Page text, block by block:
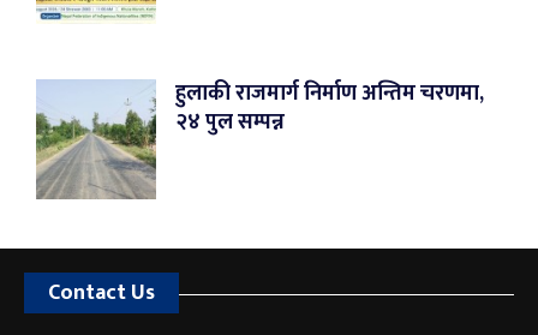
हुलाकी राजमार्ग निर्माण अन्तिम चरणमा,
२४ पुल सम्पन्न
Contact Us